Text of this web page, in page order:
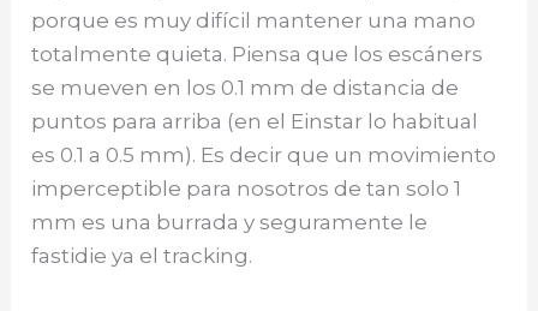
porque es muy difícil mantener una mano
totalmente quieta. Piensa que los escáners
se mueven en los 0.1 mm de distancia de
puntos para arriba (en el Einstar lo habitual
es 0.1 a 0.5 mm). Es decir que un movimiento
imperceptible para nosotros de tan solo 1
mm es una burrada y seguramente le
fastidie ya el tracking.